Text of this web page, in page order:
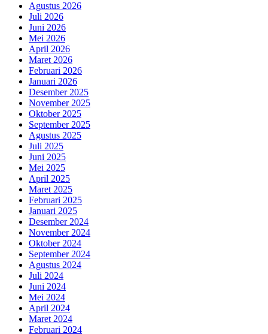
Agustus 2026
Juli 2026
Juni 2026
Mei 2026
April 2026
Maret 2026
Februari 2026
Januari 2026
Desember 2025
November 2025
Oktober 2025
September 2025
Agustus 2025
Juli 2025
Juni 2025
Mei 2025
April 2025
Maret 2025
Februari 2025
Januari 2025
Desember 2024
November 2024
Oktober 2024
September 2024
Agustus 2024
Juli 2024
Juni 2024
Mei 2024
April 2024
Maret 2024
Februari 2024